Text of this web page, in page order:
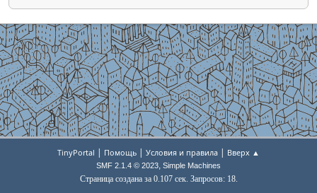
TinyPortal | Помощь | Условия и правила | Вверх ▲
SMF 2.1.4 © 2023, Simple Machines
Страница создана за 0.107 сек. Запросов: 18.